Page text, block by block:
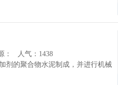
： 人气：1438
的聚合物水泥制成，并进行机械